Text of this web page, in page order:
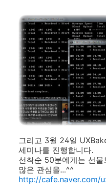
그리고 3월 24일
세미나를 진행합니다.
선착순 50분에게는 선물
많은 관심을...^^
http://cafe.naver.com/